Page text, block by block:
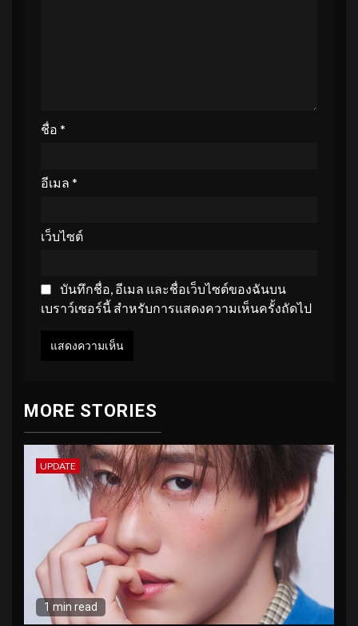
ชื่อ *
อีเมล *
เว็บไซต์
บันทึกชื่อ, อีเมล และชื่อเว็บไซต์ของฉันบน
เบราว์เซอร์นี้ สำหรับการแสดงความเห็นครั้งถัดไป
MORE STORIES
UPDATE
1 min read